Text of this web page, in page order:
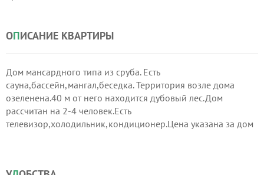
ОПИСАНИЕ КВАРТИРЫ
Дом мансардного типа из сруба. Есть
сауна,бассейн,мангал,беседка. Территория возле дома
озеленена.40 м от него находится дубовый лес.Дом
рассчитан на 2-4 человек.Есть
телевизор,холодильник,кондиционер.Цена указана за дом